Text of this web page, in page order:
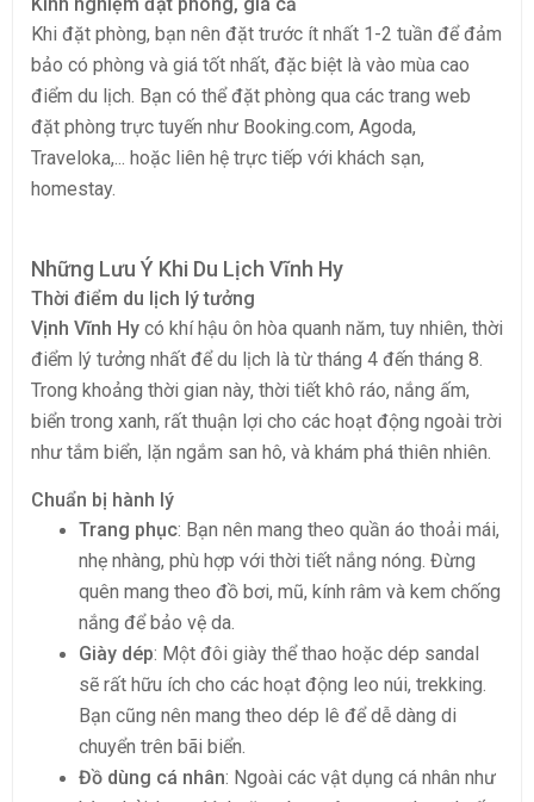
Kinh nghiệm đặt phòng, giá cả
Khi đặt phòng, bạn nên đặt trước ít nhất 1-2 tuần để đảm
bảo có phòng và giá tốt nhất, đặc biệt là vào mùa cao
điểm du lịch. Bạn có thể đặt phòng qua các trang web
đặt phòng trực tuyến như Booking.com, Agoda,
Traveloka,... hoặc liên hệ trực tiếp với khách sạn,
homestay.
Những Lưu Ý Khi Du Lịch Vĩnh Hy
Thời điểm du lịch lý tưởng
Vịnh Vĩnh Hy có khí hậu ôn hòa quanh năm, tuy nhiên, thời
điểm lý tưởng nhất để du lịch là từ tháng 4 đến tháng 8.
Trong khoảng thời gian này, thời tiết khô ráo, nắng ấm,
biển trong xanh, rất thuận lợi cho các hoạt động ngoài trời
như tắm biển, lặn ngắm san hô, và khám phá thiên nhiên.
Chuẩn bị hành lý
Trang phục: Bạn nên mang theo quần áo thoải mái,
nhẹ nhàng, phù hợp với thời tiết nắng nóng. Đừng
quên mang theo đồ bơi, mũ, kính râm và kem chống
nắng để bảo vệ da.
Giày dép: Một đôi giày thể thao hoặc dép sandal
sẽ rất hữu ích cho các hoạt động leo núi, trekking.
Bạn cũng nên mang theo dép lê để dễ dàng di
chuyển trên bãi biển.
Đồ dùng cá nhân: Ngoài các vật dụng cá nhân như